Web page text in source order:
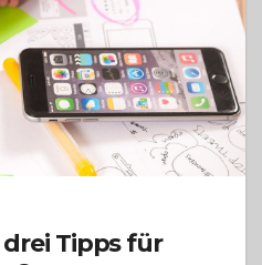
Tipps für